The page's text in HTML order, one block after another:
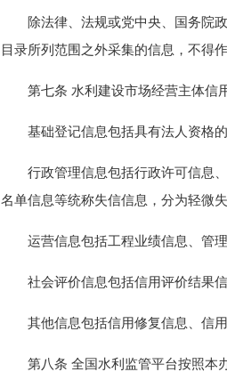
除法律、法规或党中央、国务院政
目录所列范围之外采集的信息，不得
第七条 水利建设市场经营主体信用
基础登记信息包括具有法人资格的
行政管理信息包括行政许可信息、
名单信息等统称失信信息，分为轻微
运营信息包括工程业绩信息、管理
社会评价信息包括信用评价结果信
其他信息包括信用修复信息、信用
第八条 全国水利监管平台按照本办